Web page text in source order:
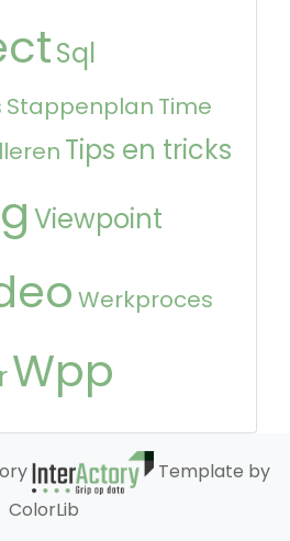
Sql
Stappenplan Time
Tips en tricks
Viewpoint
Werkproces
Wpp
Template by
ColorLib